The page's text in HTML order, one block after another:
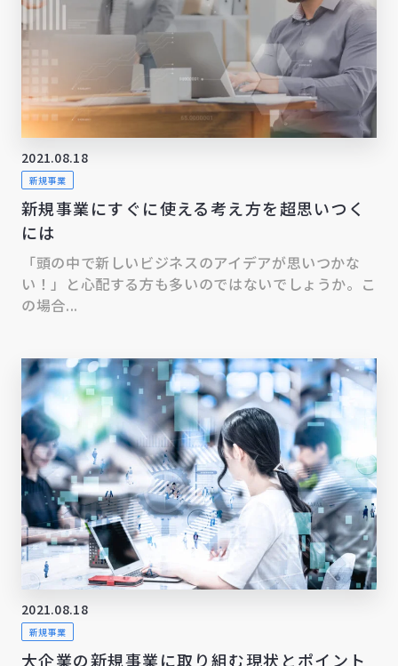
2021.08.18
新規事業
新規事業にすぐに使える考え方を超思いつく
には
「頭の中で新しいビジネスのアイデアが思いつかな
い！」と心配する方も多いのではないでしょうか。こ
の場合...
2021.08.18
新規事業
大企業の新規事業に取り組む現状とポイント